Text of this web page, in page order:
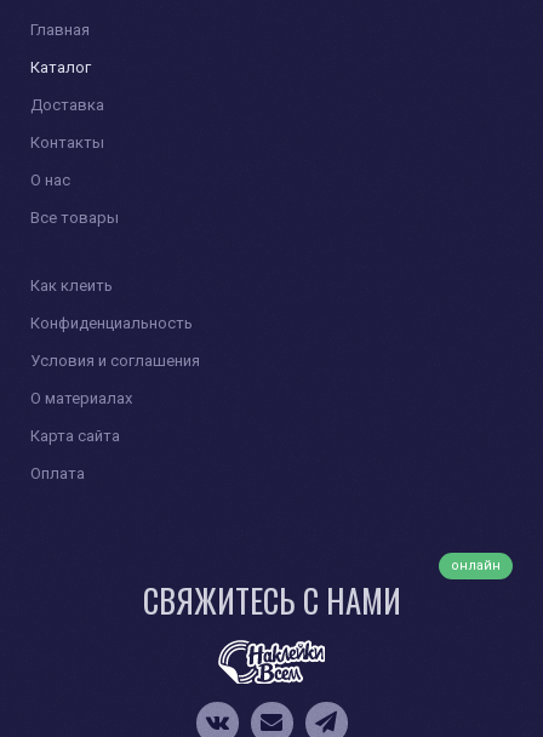
Главная
Каталог
Доставка
Контакты
О нас
Все товары
Как клеить
Конфиденциальность
Условия и соглашения
О материалах
Карта сайта
Оплата
онлайн
СВЯЖИТЕСЬ С НАМИ